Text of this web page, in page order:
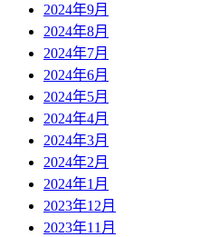
2024年9月
2024年8月
2024年7月
2024年6月
2024年5月
2024年4月
2024年3月
2024年2月
2024年1月
2023年12月
2023年11月